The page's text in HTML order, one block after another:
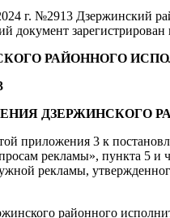
г. №2913 Дзержинский
документ
РАЙОННОГО
ДЗЕРЖИНСКОГО
приложения 3 к
рекламы», пункта 5 и
рекламы,
районного